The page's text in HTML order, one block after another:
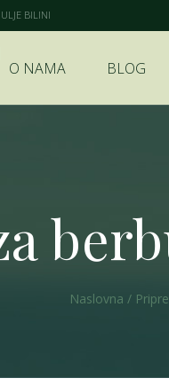
BILINI
O NAMA BLOG
Naslovna /